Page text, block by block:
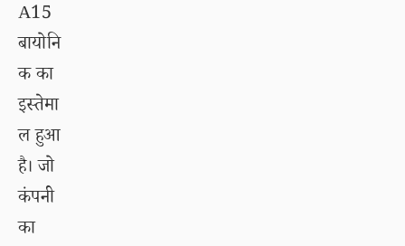
A15
बायोनि
क का
इस्तेमा
ल हुआ
है। जो
कंपनी
का